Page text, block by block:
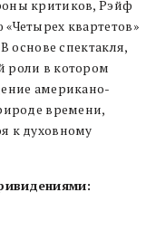
критиков, Рэйф
квартетов»
основе спектакля,
роли в котором
американо-
времени,
к духовному